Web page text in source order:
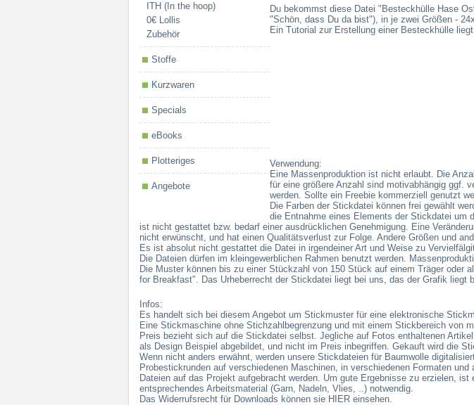
ITH (In the hoop)
0€ Lollis
Zubehör
Stoffe
Kurzwaren
Specials
eBooks
Plotteriges
Angebote
Du bekommst diese Datei "Besteckhülle Hase
"Schön, dass Du da bist"), in je zwei Größen -
Ein Tutorial zur Erstellung einer Besteckhülle
Verwendung:
Eine Massenproduktion ist nicht erlaubt. Die
für eine größere Anzahl sind motivabhängig ggf.
werden. Sollte ein Freebie kommerziell genutzt
Die Farben der Stickdatei können frei gewählt
die Entnahme eines Elements der Stickdatei um
ist nicht gestattet bzw. bedarf einer ausdrücklichen Genehmigung. Eine
nicht erwünscht, und hat einen Qualitätsverlust zur Folge. Andere Größen und
Es ist absolut nicht gestattet die Datei in irgendeiner Art und Weise zu
Die Dateien dürfen im kleingewerblichen Rahmen benutzt werden.
Die Muster können bis zu einer Stückzahl von 150 Stück auf einem Träger
for Breakfast". Das Urheberrecht der Stickdatei liegt bei uns, das der Grafik liegt
Infos:
Es handelt sich bei diesem Angebot um Stickmuster für eine elektronische
Eine Stickmaschine ohne Stichzahlbegrenzung und mit einem Stickbereich von
Preis bezieht sich auf die Stickdatei selbst. Jegliche auf Fotos enthaltenen
als Design Beispiel abgebildet, und nicht im Preis inbegriffen. Gekauft wird die
Wenn nicht anders erwähnt, werden unsere Stickdateien für Baumwolle
Probestickrunden auf verschiedenen Maschinen, in verschiedenen Formaten
Dateien auf das Projekt aufgebracht werden. Um gute Ergebnisse zu erzielen,
entsprechendes Arbeitsmaterial (Garn, Nadeln, Vlies, ..) notwendig.
Das Widerrufsrecht für Downloads können sie HIER einsehen.